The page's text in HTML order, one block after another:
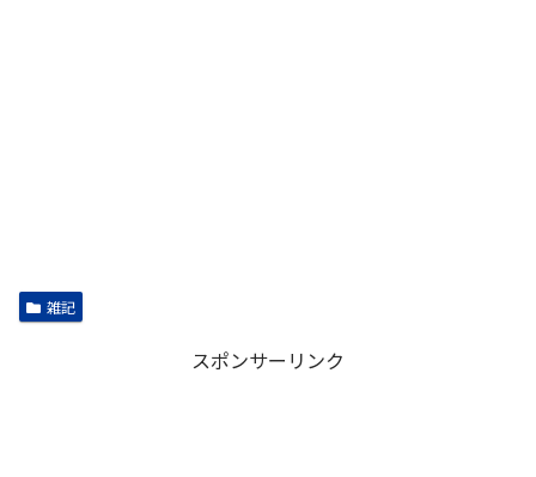
雑記
スポンサーリンク